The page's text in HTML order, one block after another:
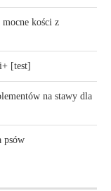
kości z
[test]
na stawy dla
psów